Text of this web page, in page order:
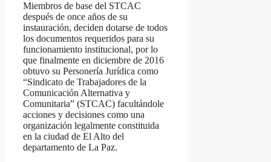
Miembros de base del STCAC
después de once años de su
instauración, deciden dotarse de todos
los documentos requeridos para su
funcionamiento institucional, por lo
que finalmente en diciembre de 2016
obtuvo su Personería Jurídica como
“Sindicato de Trabajadores de la
Comunicación Alternativa y
Comunitaria” (STCAC) facultándole
acciones y decisiones como una
organización legalmente constituida
en la ciudad de El Alto del
departamento de La Paz.